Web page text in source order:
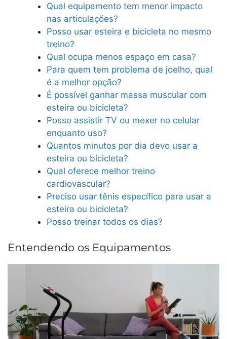
Qual equipamento tem menor impacto
nas articulações?
Posso usar esteira e bicicleta no mesmo
treino?
Qual ocupa menos espaço em casa?
Para quem tem problema de joelho, qual
é a melhor opção?
É possível ganhar massa muscular com
esteira ou bicicleta?
Posso assistir TV ou mexer no celular
enquanto uso?
Quantos minutos por dia devo usar a
esteira ou bicicleta?
Qual oferece melhor treino
cardiovascular?
Preciso usar tênis específico para usar a
esteira ou bicicleta?
Posso treinar todos os dias?
Entendendo os Equipamentos